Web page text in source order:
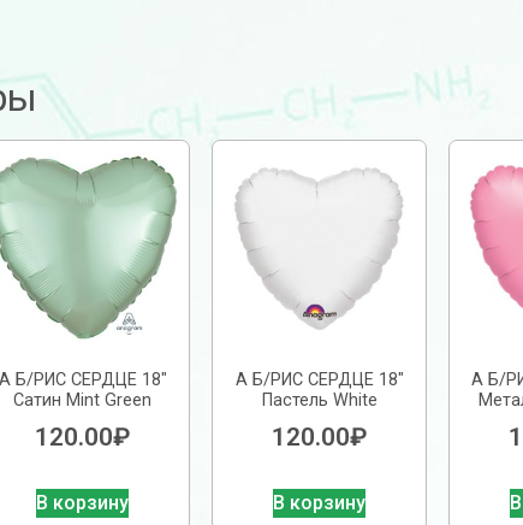
А Б/РИС СЕРДЦЕ 18″
Сатин Mint Green
120.00₽
В корзину
А Б/РИС СЕРДЦЕ 18″
Пастель White
120.00₽
В корзину
А Б/